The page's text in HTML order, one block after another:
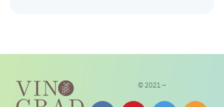
© 2021 –